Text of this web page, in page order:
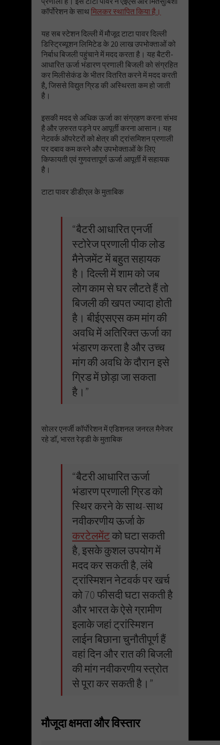
कॉर्पोरेशन के साथमिलकर स्थापित किया है।
यह सब स्टेशन दिल्ली में मौजूद टाटा पावर दिल्ली
डिस्ट्रिब्यूशन लिमिटेड के 20 लाख उपभोक्ताओं को
निर्बाध बिजली पहुंचाने में मदद करता है। यह बैटरी-
आधारित ऊर्जा भंडारण प्रणाली बिजली को संग्रहित
कर मिलीसेकंड के भीतर वितरित करने में मदद करती
है, जिससे विद्युत ग्रिड की अस्थिरता कम हो जाती
है।
इसकी मदद से अधिक ऊर्जा का संग्रहण करना संभव
है और ज़रुरत पड़ने पर आपूर्ती करना आसान। यह
नेटवर्क ऑपरेटरों को क्षेत्र की ट्रांसमिशन प्रणाली
पर दबाव कम करने और उपभोक्ताओं के लिए
किफायती एवं गुणवत्तापूर्ण ऊर्जा आपूर्ती में सहायक
है।
टाटा पावर डीडीएल के मुताबिक
“बैटरी आधारित एनर्जी
स्टोरेज प्रणाली पीक लोड
मैनेजमेंट में बहुत सहायक
है। दिल्ली में शाम को जब
लोग काम से घर लौटते हैं तो
बिजली की खपत ज्यादा होती
है। बीईएसएस कम मांग की
अवधि में अतिरिक्त ऊर्जा का
भंडारण करता है और उच्च
मांग की अवधि के दौरान इसे
ग्रिड में छोड़ा जा सकता
है।”
सोलर एनर्जी कॉर्पोरेशन में एडिशनल जनरल मैनेजर
रहे डॉ, भारत रेड्डी के मुताबिक
“बैटरी आधारित ऊर्जा
भंडारण प्रणाली ग्रिड को
स्थिर करने के साथ-साथ
नवीकरणीय ऊर्जा के
करटेलमेंटको घटा सकती
है, इसके कुशल उपयोग में
मदद कर सकती है, लंबे
ट्रांस्मिशन नेटवर्क पर खर्च
को 70 फीसदी घटा सकती है
और भारत के ऐसे ग्रामीण
इलाके जहां ट्रांस्मिशन
लाईन बिछाना चुनौतीपूर्ण हैं
वहां दिन और रात की बिजली
की मांग नवीकरणीय स्त्रोत
से पूरा कर सकती है।”
मौजूदा क्षमता और विस्तार